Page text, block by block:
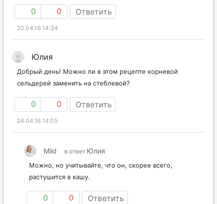
0 0 Ответить
20.04.16 14:34
Юлия
Добрый день! Можно ли в этом рецепте корневой
сельдерей заменить на стеблевой?
0 0 Ответить
24.04.16 14:05
Mild в ответ Юлия
Можно, но учитывайте, что он, скорее всего,
растушится в кашу.
0 0 Ответить